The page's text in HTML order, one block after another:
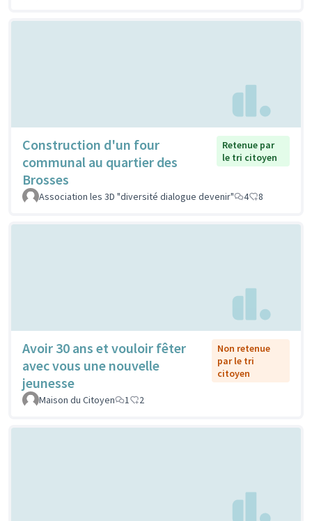
Construction d'un four
communal au quartier des
Brosses
Retenue par
le tri citoyen
Association les 3D "diversité dialogue devenir" 4 8
Avoir 30 ans et vouloir fêter
avec vous une nouvelle
jeunesse
Non retenue
par le tri
citoyen
Maison du Citoyen 1 2